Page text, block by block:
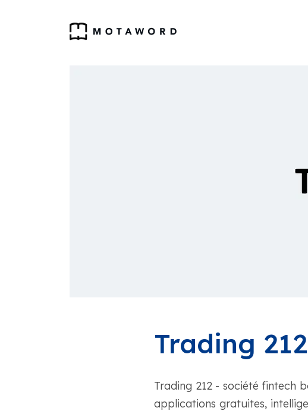
Trading 212
Trading 212 - société fintech
applications gratuites,